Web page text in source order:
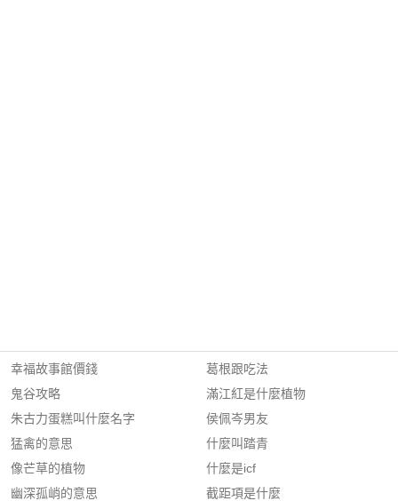
幸福故事館價錢
鬼谷攻略
朱古力蛋糕叫什麼名字
猛禽的意思
像芒草的植物
幽深孤峭的意思
葛根跟吃法
滿江紅是什麼植物
侯佩岑男友
什麼叫踏青
什麼是icf
截距項是什麼